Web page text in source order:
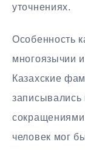
уточнениях.
Особенность
многоязычии
Казахские
записывались
человек мог